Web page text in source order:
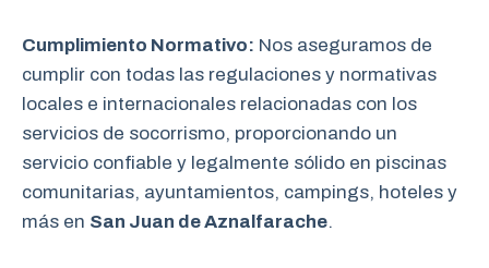
Cumplimiento Normativo: Nos aseguramos de
cumplir con todas las regulaciones y normativas
locales e internacionales relacionadas con los
servicios de socorrismo, proporcionando un
servicio confiable y legalmente sólido en piscinas
comunitarias, ayuntamientos, campings, hoteles y
más en San Juan de Aznalfarache.